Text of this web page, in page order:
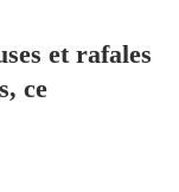
et rafales
ce